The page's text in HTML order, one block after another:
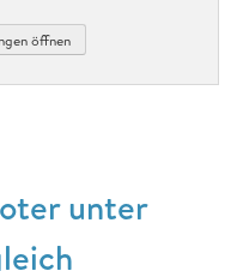
öffnen
unter